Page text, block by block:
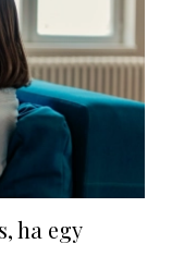
ha egy